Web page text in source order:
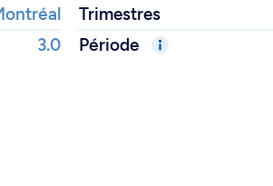
Trimestres
3.0 Période